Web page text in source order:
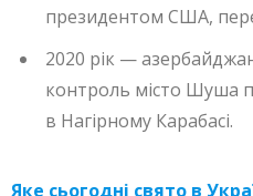
президентом США,
2020 рік —
контроль місто Шуша
в Нагірному Карабасі.
Яке сьогодні свято в